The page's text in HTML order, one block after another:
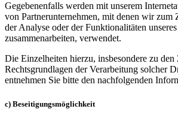
Gegebenenfalls werden mit unserem
von Partnerunternehmen, mit denen wir zum
der Analyse oder der Funktionalitäten
zusammenarbeiten, verwendet.
Die Einzelheiten hierzu, insbesondere zu
Rechtsgrundlagen der Verarbeitung solcher
entnehmen Sie bitte den nachfolgenden
c) Beseitigungsmöglichkeit